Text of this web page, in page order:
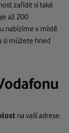
zařídit si také
až 200
nabízíme v místě
si můžete hned
na vaší adrese.